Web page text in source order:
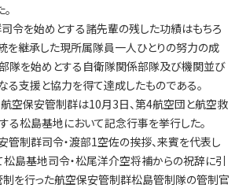
令を始めとする諸先輩の残した功績はもちろ
を継承した現所属隊員一人ひとりの努力の成
隊を始めとする自衛隊関係部隊及び機関並び
支援と協力を得て達成したものである。
空保安管制群は10月3日、第4航空団と航空救
松島基地において記念行事を挙行した。
制群司令・渡部1空佐の挨拶、来賓を代表し
島基地司令・松尾洋介空将補からの祝辞に引
制を行った航空保安管制群松島管制隊の管制官